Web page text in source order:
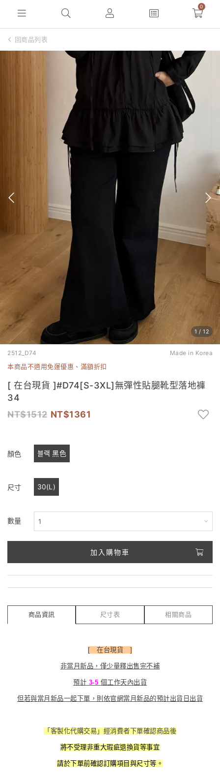
0
回商品列表
1 / 12
2512_D74 Made in Korea
本商品不適用免運優惠、滿額折扣
[ 在台現貨 ]#D74[S-3XL]無彈性貼腿靴型落地褲
34
1512
1361
顏色 블랙 黑色
尺寸 30(L)
數量
加入購物車
商品資訊 尺寸表 相關商品
[ 在台現貨 ]
非當月新品，僅少量釋出售完不補
預計 3-5 個工作天內出貨
但若與當月新品一起下單，則依官網當月新品的預計出貨日出貨
「客製化代購交易」經消費者下單確認商品後
將不受理非重大瑕疵退換貨等事宜
請於下單前確認訂購項目與尺寸等。